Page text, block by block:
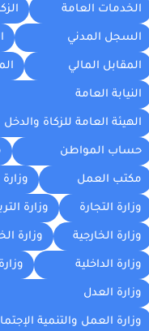
الخدمات العامة
السجل المدني
المقابل المالي
النيابة العامة
الهيئة العامة للزكاة والدخل
حساب المواطن
مكتب العمل
وزارة التجارة وزارة
وزارة الخارجية وزارة
وزارة الداخلية
وزارة العدل
وزارة العمل والتنمية